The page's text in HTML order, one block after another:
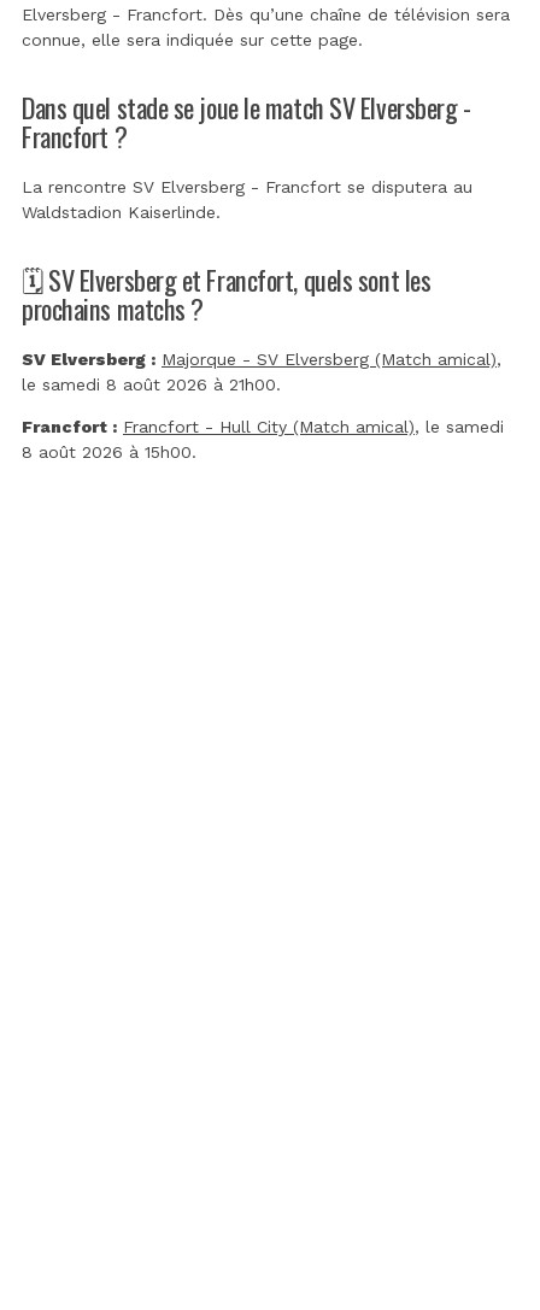
Elversberg - Francfort. Dès qu’une chaîne de télévision sera
connue, elle sera indiquée sur cette page.
Dans quel stade se joue le match SV Elversberg -
Francfort ?
La rencontre SV Elversberg - Francfort se disputera au
Waldstadion Kaiserlinde.
🗓️ SV Elversberg et Francfort, quels sont les
prochains matchs ?
SV Elversberg : Majorque - SV Elversberg (Match amical),
le samedi 8 août 2026 à 21h00.
Francfort : Francfort - Hull City (Match amical), le samedi
8 août 2026 à 15h00.